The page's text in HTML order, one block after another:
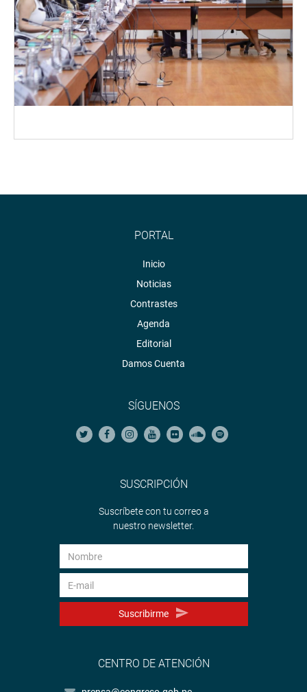
PORTAL
Inicio
Noticias
Contrastes
Agenda
Editorial
Damos Cuenta
SÍGUENOS
SUSCRIPCIÓN
Suscríbete con tu correo a
nuestro newsletter.
Suscribirme
CENTRO DE ATENCIÓN